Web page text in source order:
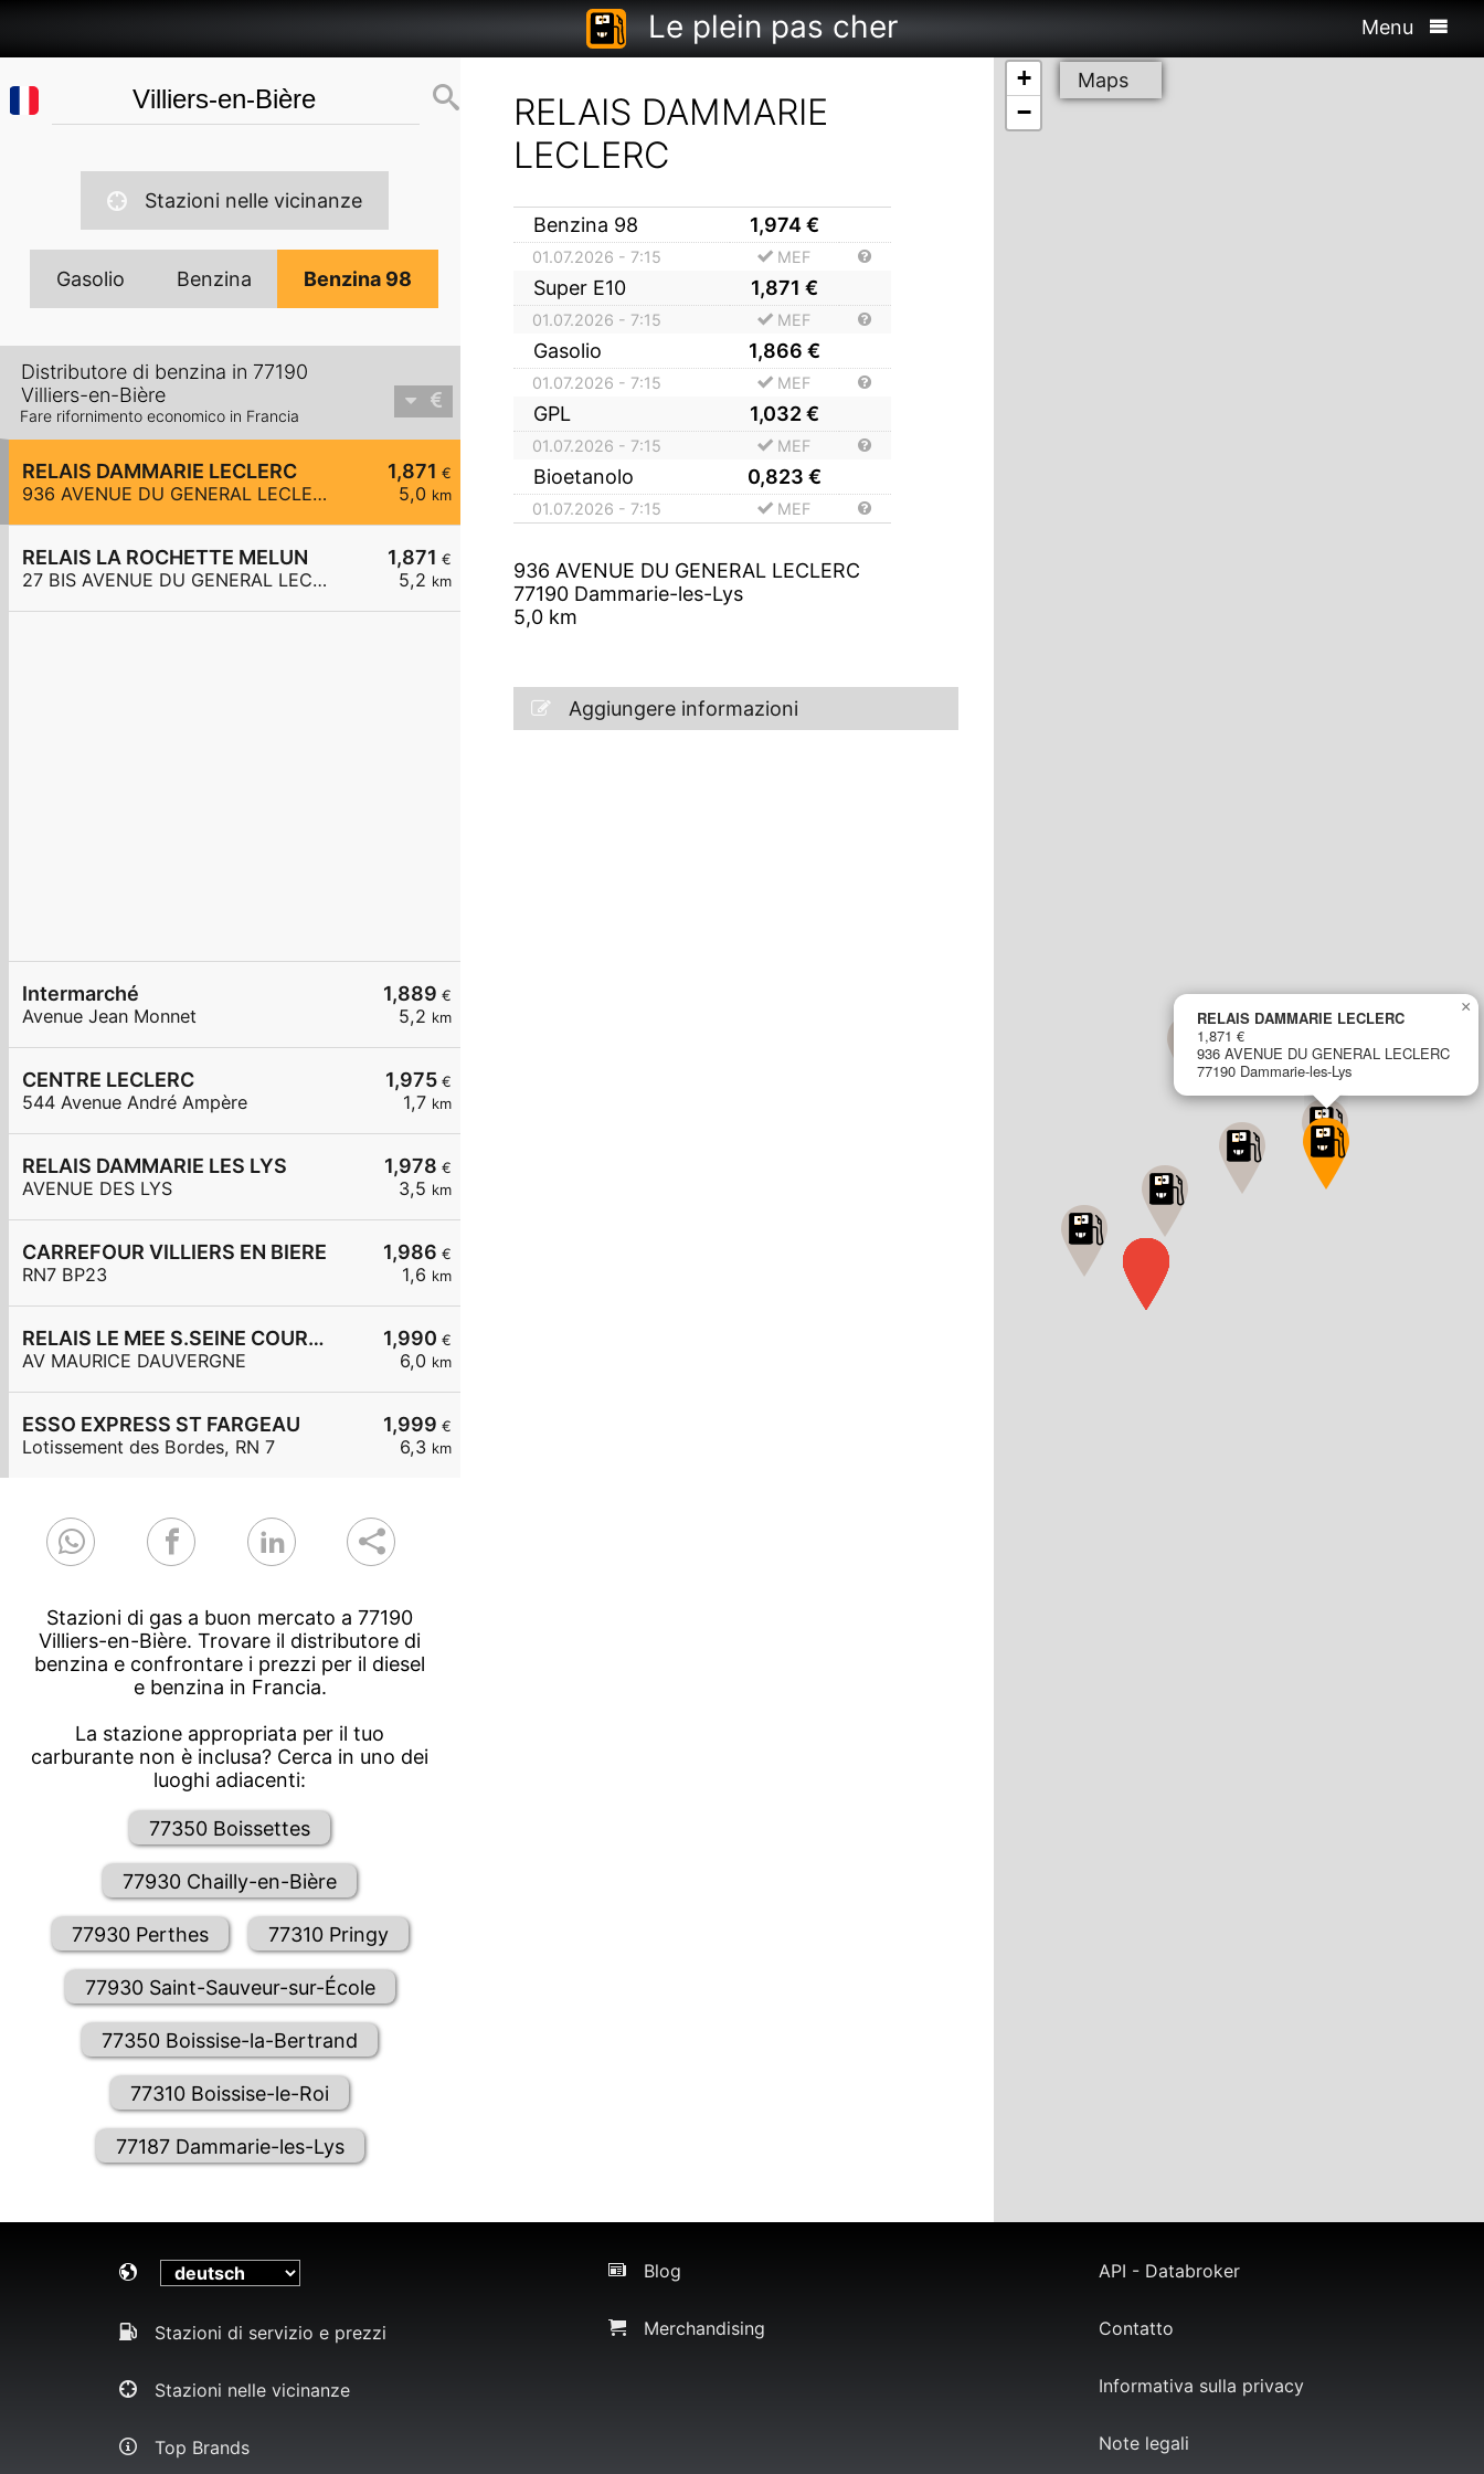
Le plein pas cher Menu
Stazioni nelle vicinanze
Gasolio Benzina Benzina 98
Distributore di benzina in 77190
Villiers-en-Bière
Fare rifornimento economico in Francia
1,871 €
5,0 km
RELAIS DAMMARIE LECLERC
936 AVENUE DU GENERAL LECLERC
1,871 €
5,2 km
RELAIS LA ROCHETTE MELUN
27 BIS AVENUE DU GENERAL LECLERC
1,889 €
5,2 km
Intermarché
Avenue Jean Monnet
1,975 €
1,7 km
CENTRE LECLERC
544 Avenue André Ampère
1,978 €
3,5 km
RELAIS DAMMARIE LES LYS
AVENUE DES LYS
1,986 €
1,6 km
CARREFOUR VILLIERS EN BIERE
RN7 BP23
1,990 €
6,0 km
RELAIS LE MEE S.SEINE COURTILLE
AV MAURICE DAUVERGNE
1,999 €
6,3 km
ESSO EXPRESS ST FARGEAU
Lotissement des Bordes, RN 7
Stazioni di gas a buon mercato a 77190
Villiers-en-Bière. Trovare il distributore di
benzina e confrontare i prezzi per il diesel
e benzina in Francia.
La stazione appropriata per il tuo
carburante non è inclusa? Cerca in uno dei
luoghi adiacenti:
77350 Boissettes
77930 Chailly-en-Bière
77930 Perthes 77310 Pringy
77930 Saint-Sauveur-sur-École
77350 Boissise-la-Bertrand
77310 Boissise-le-Roi
77187 Dammarie-les-Lys
RELAIS DAMMARIE
LECLERC
Benzina 98 1,974€
01.07.2026 - 7:15 MEF
Super E10 1,871 €
01.07.2026 - 7:15 MEF
Gasolio 1,866 €
01.07.2026 - 7:15 MEF
GPL 1,032€
01.07.2026 - 7:15 MEF
Bioetanolo 0,823 €
01.07.2026 - 7:15 MEF
936 AVENUE DU GENERAL LECLERC
77190 Dammarie-les-Lys
5,0km
Aggiungere informazioni
RELAIS DAMMARIE LECLERC
1,871 €
936 AVENUE DU GENERAL LECLERC
77190 Dammarie-les-Lys
×
+
−
Maps
Stazioni di servizio e prezzi
Stazioni nelle vicinanze
Top Brands
Blog
Merchandising
API - Databroker
Contatto
Informativa sulla privacy
Note legali